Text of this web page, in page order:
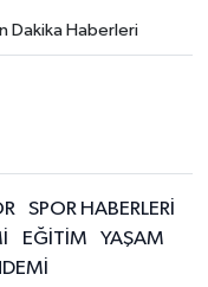
Dakika Haberleri
SPOR HABERLERİ
EĞİTİM
YAŞAM